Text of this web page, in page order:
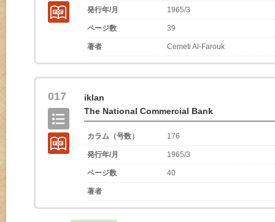
発行年/月 1965/3
ページ数 39
著者 Cemeti Al-Farouk
017
iklan
The National Commercial Bank
カラム（号数） 176
発行年/月 1965/3
ページ数 40
著者